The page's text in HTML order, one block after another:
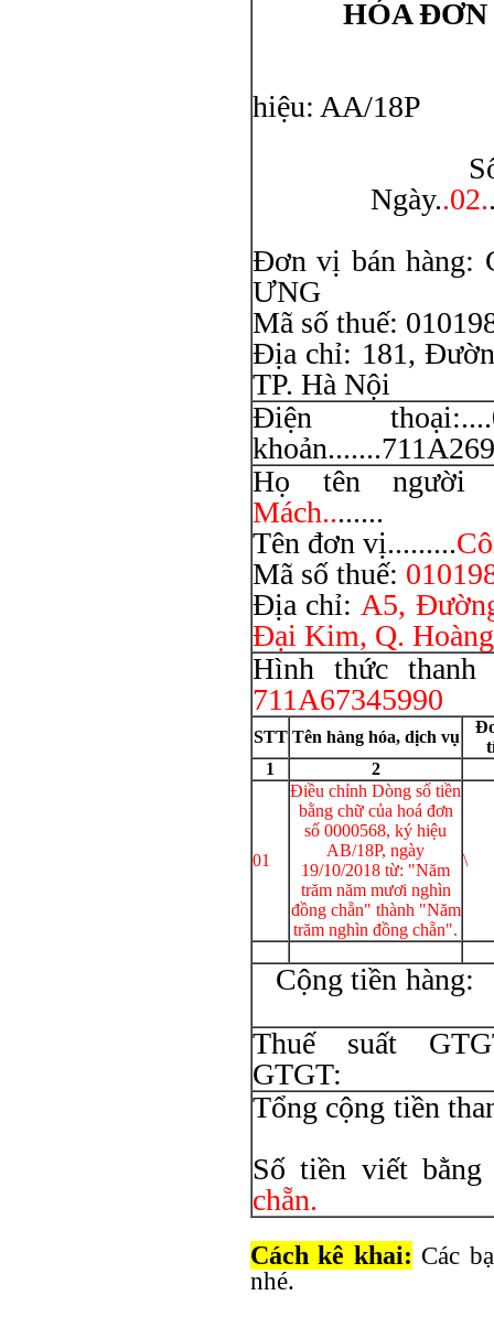
HÓA
hiệu: AA/18P
Số:
Ngày..02.
Đơn vị bán hàng:
ƯNG
Mã số thuế:
Địa chỉ: 181,
TP. Hà Nội
Điện
Họ tên người
Mách........
Tên đơn vị.........
Mã số thuế:
Địa chỉ: A5,
Đại Kim, Q.
Hình thức thanh
711A67345990
STT Tên hàng hóa, dịch vụ
1
2
01
Điều chỉnh Dòng số tiền
bằng chữ của hoá đơn
số 0000568, ký hiệu
AB/18P, ngày
19/10/2018 từ: "Năm
trăm năm mươi nghìn
đồng chẵn" thành "Năm
trăm nghìn đồng chẵn".
\
Cộng
Thuế suất
Tổng
Số tiền viết
chẵn.
Cách kê khai: Các
nhé.